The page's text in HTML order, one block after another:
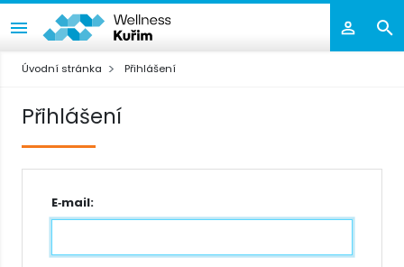
Úvodní stránka Přihlášení
Přihlášení
E‑mail: